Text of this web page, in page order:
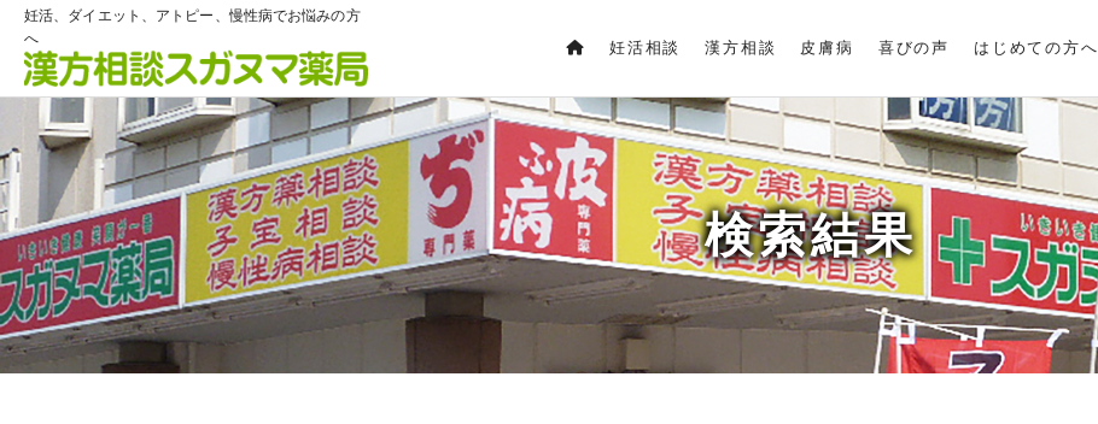
妊活、ダイエット、アトピー、慢性病でお悩みの方
へ
妊活相談 漢方相談 皮膚病 喜びの声 はじめての方へ
検索結果